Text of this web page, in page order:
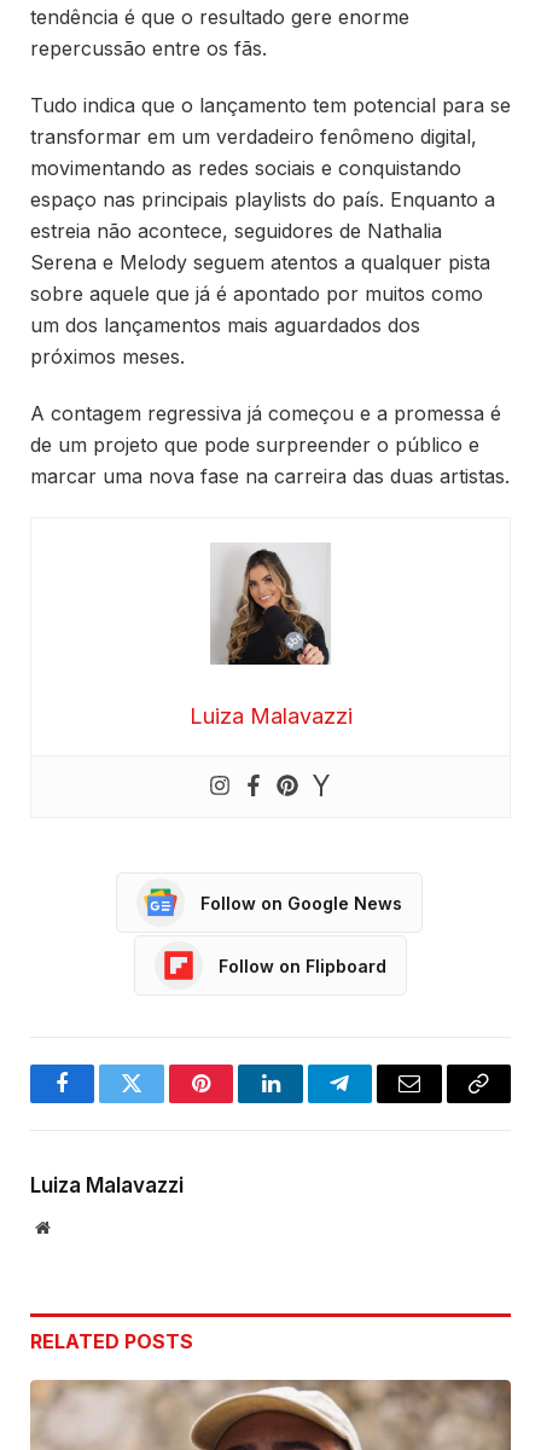
tendência é que o resultado gere enorme
repercussão entre os fãs.
Tudo indica que o lançamento tem potencial para se
transformar em um verdadeiro fenômeno digital,
movimentando as redes sociais e conquistando
espaço nas principais playlists do país. Enquanto a
estreia não acontece, seguidores de Nathalia
Serena e Melody seguem atentos a qualquer pista
sobre aquele que já é apontado por muitos como
um dos lançamentos mais aguardados dos
próximos meses.
A contagem regressiva já começou e a promessa é
de um projeto que pode surpreender o público e
marcar uma nova fase na carreira das duas artistas.
Luiza Malavazzi
Follow on Google News
Follow on Flipboard
FacebookTwitter PinterestLinkedInTelegramEmail
Copy
Luiza Malavazzi
Website
RELATED POSTS